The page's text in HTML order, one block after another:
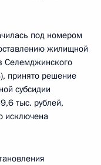
под номером
жилищной
Селемджинского
принято решение
субсидии
тыс. рублей,
исключена